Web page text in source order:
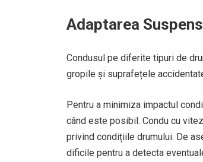
Adaptarea
Condusul pe diferite tipuri de
gropile și suprafețele
Pentru a minimiza impactul
când este posibil. Condu cu
privind condițiile drumului. De
dificile pentru a detecta